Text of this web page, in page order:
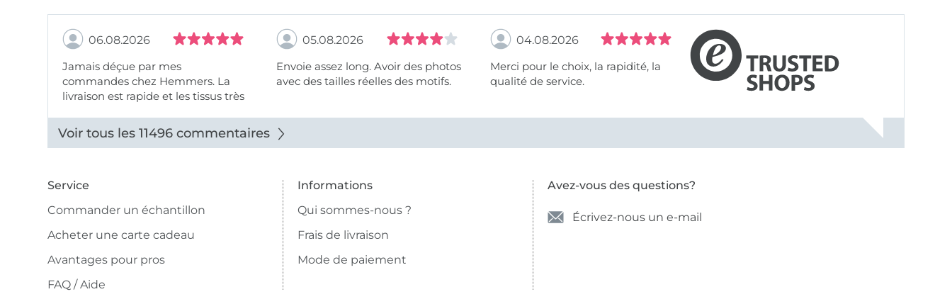
06.08.2026
Jamais déçue par mes
commandes chez Hemmers. La
livraison est rapide et les tissus très
05.08.2026
Envoie assez long. Avoir des photos
avec des tailles réelles des motifs.
04.08.2026
Merci pour le choix, la rapidité, la
qualité de service.
Voir tous les 11496 commentaires
Service
Commander un échantillon
Acheter une carte cadeau
Avantages pour pros
FAQ / Aide
Informations
Qui sommes-nous ?
Frais de livraison
Mode de paiement
Avez-vous des questions?
Écrivez-nous un e-mail